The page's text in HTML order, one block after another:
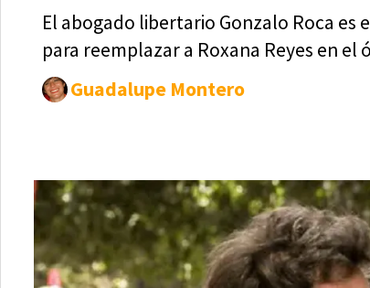
El abogado libertario Gonzalo Roca es
para reemplazar a Roxana Reyes en el
Guadalupe Montero